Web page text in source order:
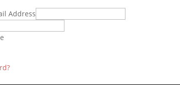
Address